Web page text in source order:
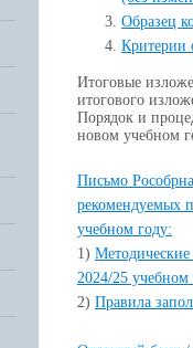
Образец
Критерии
Итоговые
итогового
Порядок и
новом учебном
Письмо
рекомендуемых
учебном году:
1)
2024/25 учебном
2) Правила